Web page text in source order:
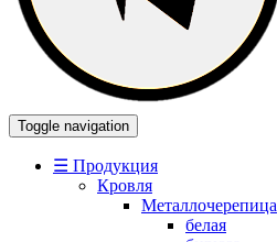
Toggle navigation
☰ Продукция
Кровля
Металлочерепица
белая